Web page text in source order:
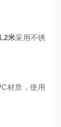
米采用不锈
材质，使用